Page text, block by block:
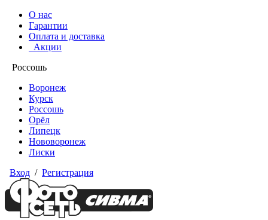
О нас
Гарантии
Оплата и доставка
Акции
Россошь
Воронеж
Курск
Россошь
Орёл
Липецк
Нововоронеж
Лиски
Вход / Регистрация